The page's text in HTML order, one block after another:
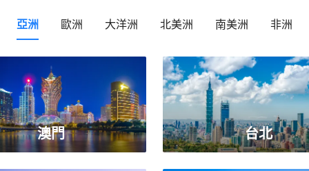
亞洲 歐洲 大洋洲 北美洲 南美洲 非洲
澳門 台北